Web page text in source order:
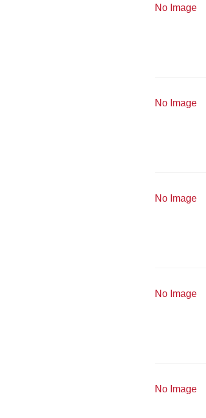
No Image
No Image
No Image
No Image
No Image